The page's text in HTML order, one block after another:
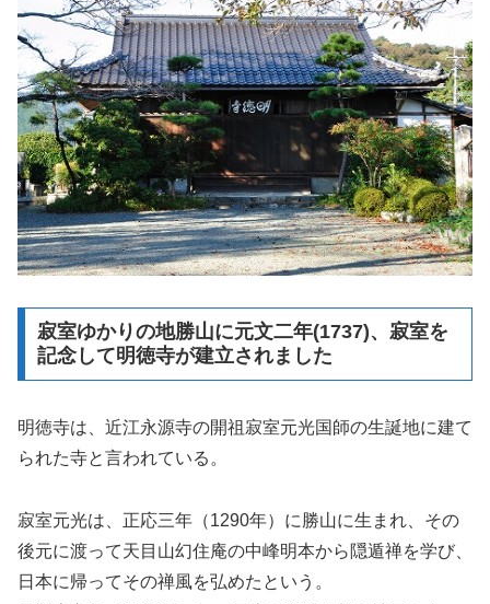
寂室ゆかりの地勝山に元文二年(1737)、寂室を
記念して明徳寺が建立されました
明徳寺は、近江永源寺の開祖寂室元光国師の生誕地に建て
られた寺と言われている。
寂室元光は、正応三年（1290年）に勝山に生まれ、その
後元に渡って天目山幻住庵の中峰明本から隠遁禅を学び、
日本に帰ってその禅風を弘めたという。